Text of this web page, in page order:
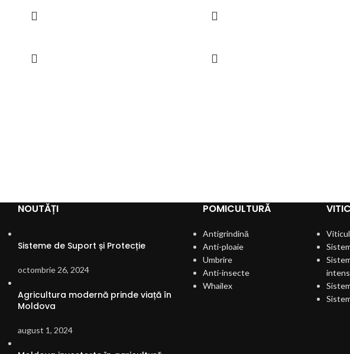
NOUTĂȚI
Sisteme de Suport și Protecție
octombrie 26, 2024
Agricultura modernă prinde viață în
Moldova
august 1, 2024
POMICULTURĂ
Antigrindină
Anti-ploaie
Umbrire
Anti-insecte
Whailex